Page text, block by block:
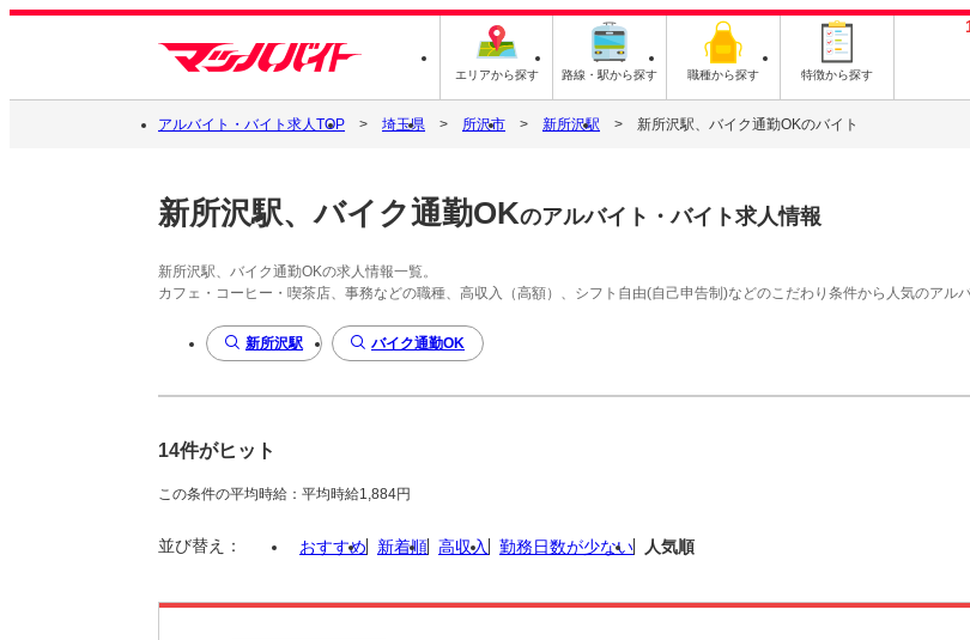
エリアから探す 路線・駅から探す 職種から探す 特徴から探す
アルバイト・バイト求人TOP 埼玉県 所沢市 新所沢駅 新所沢駅、バイク通勤OKのバイト
新所沢駅、バイク通勤OKのアルバイト・バイト求人情報
新所沢駅、バイク通勤OKの求人情報一覧。
カフェ・コーヒー・喫茶店、事務などの職種、高収入（高額）、シフト自由(自己申告制)などのこだわり条件から人気のアル
新所沢駅 バイク通勤OK
14件がヒット
この条件の平均時給：平均時給1,884円
並び替え： おすすめ 新着順 高収入 勤務日数が少ない 人気順